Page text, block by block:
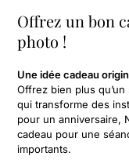
Offrez un bon
photo !
Une idée cadeau
Offrez bien plus
qui transforme des
pour un anniversaire,
cadeau pour une
importants.